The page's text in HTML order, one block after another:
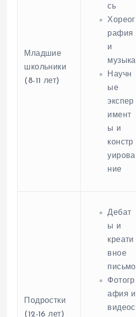
Младшие
школьники
(8-11 лет)
сь
Хореог
рафия
и
музыка
Научн
ые
экспер
имент
ы и
констр
уирова
ние
Подростки
(12-16 лет)
Дебат
ы и
креати
вное
письмо
Фотогр
афия и
видеос